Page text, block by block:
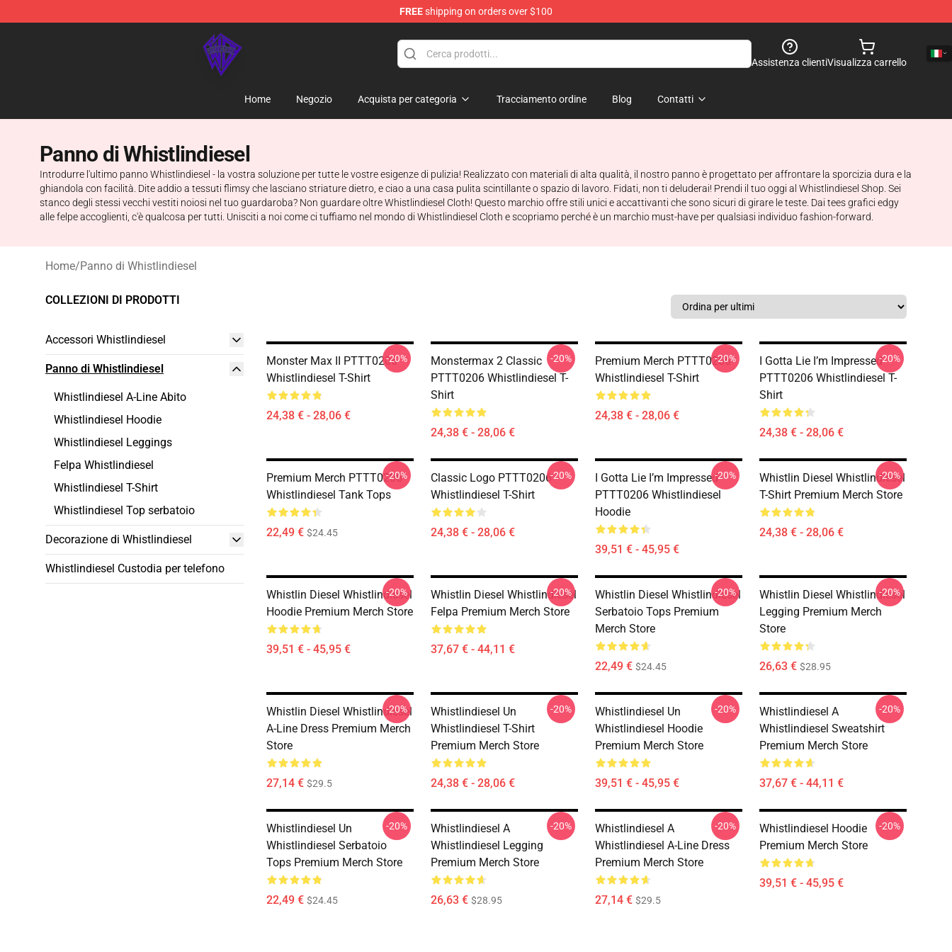
FREEshipping on orders over $100
WhistlinDiesel Shop - Official WhistlinDiesel Merchandise Store
Assistenza clientiVisualizza carrello
Home Negozio Acquista per categoria Tracciamento ordine Blog Contatti
Panno di Whistlindiesel
Introdurre l'ultimo panno Whistlindiesel - la vostra soluzione per tutte le vostre esigenze di pulizia! Realizzato con materiali di alta qualità, il nostro panno è progettato per affrontare la sporcizia dura e la
ghiandola con facilità. Dite addio a tessuti flimsy che lasciano striature dietro, e ciao a una casa pulita scintillante o spazio di lavoro. Fidati, non ti deluderai! Prendi il tuo oggi al Whistlindiesel Shop. Sei
stanco degli stessi vecchi vestiti noiosi nel tuo guardaroba? Non guardare oltre Whistlindiesel Cloth! Questo marchio offre stili unici e accattivanti che sono sicuri di girare le teste. Dai tees grafici edgy
alle felpe accoglienti, c'è qualcosa per tutti. Unisciti a noi come ci tuffiamo nel mondo di Whistlindiesel Cloth e scopriamo perché è un marchio must-have per qualsiasi individuo fashion-forward.
Home/Panno di Whistlindiesel
COLLEZIONI DI PRODOTTI
Accessori Whistlindiesel
Panno di Whistlindiesel
Whistlindiesel A-Line Abito
Whistlindiesel Hoodie
Whistlindiesel Leggings
Felpa Whistlindiesel
Whistlindiesel T-Shirt
Whistlindiesel Top serbatoio
Decorazione di Whistlindiesel
Whistlindiesel Custodia per telefono
Monster Max II PTTT0206
Whistlindiesel T-Shirt
24,38 € - 28,06 €
-20%
Monstermax 2 Classic
PTTT0206 Whistlindiesel T-
Shirt
24,38 € - 28,06 €
-20%
Premium Merch PTTT0206
Whistlindiesel T-Shirt
24,38 € - 28,06 €
-20%
I Gotta Lie I’m Impressed
PTTT0206 Whistlindiesel T-
Shirt
24,38 € - 28,06 €
-20%
Premium Merch PTTT0206
Whistlindiesel Tank Tops
22,49 € $24.45
-20%
Classic Logo PTTT0206
Whistlindiesel T-Shirt
24,38 € - 28,06 €
-20%
I Gotta Lie I’m Impressed
PTTT0206 Whistlindiesel
Hoodie
39,51 € - 45,95 €
-20%
Whistlin Diesel Whistlindiesel
T-Shirt Premium Merch Store
24,38 € - 28,06 €
-20%
Whistlin Diesel Whistlindiesel
Hoodie Premium Merch Store
39,51 € - 45,95 €
-20%
Whistlin Diesel Whistlindiesel
Felpa Premium Merch Store
37,67 € - 44,11 €
-20%
Whistlin Diesel Whistlindiesel
Serbatoio Tops Premium
Merch Store
22,49 € $24.45
-20%
Whistlin Diesel Whistlindiesel
Legging Premium Merch
Store
26,63 € $28.95
-20%
Whistlin Diesel Whistlindiesel
A-Line Dress Premium Merch
Store
27,14 € $29.5
-20%
Whistlindiesel Un
Whistlindiesel T-Shirt
Premium Merch Store
24,38 € - 28,06 €
-20%
Whistlindiesel Un
Whistlindiesel Hoodie
Premium Merch Store
39,51 € - 45,95 €
-20%
Whistlindiesel A
Whistlindiesel Sweatshirt
Premium Merch Store
37,67 € - 44,11 €
-20%
Whistlindiesel Un
Whistlindiesel Serbatoio
Tops Premium Merch Store
22,49 € $24.45
-20%
Whistlindiesel A
Whistlindiesel Legging
Premium Merch Store
26,63 € $28.95
-20%
Whistlindiesel A
Whistlindiesel A-Line Dress
Premium Merch Store
27,14 € $29.5
-20%
Whistlindiesel Hoodie
Premium Merch Store
39,51 € - 45,95 €
-20%